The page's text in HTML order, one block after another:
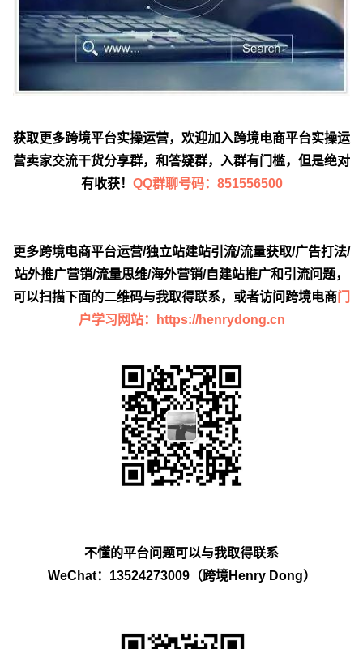
获取更多跨境平台实操运营，欢迎加入跨境电商平台实操运
营卖家交流干货分享群，和答疑群，入群有门槛，但是绝对
有收获！ QQ群聊号码：851556500
更多跨境电商平台运营/独立站建站引流/流量获取/广告打法/
站外推广营销/流量思维/海外营销/自建站推广和引流问题，
可以扫描下面的二维码与我取得联系，或者访问跨境电商门
户学习网站：https://henrydong.cn
不懂的平台问题可以与我取得联系
WeChat：13524273009（跨境Henry Dong）